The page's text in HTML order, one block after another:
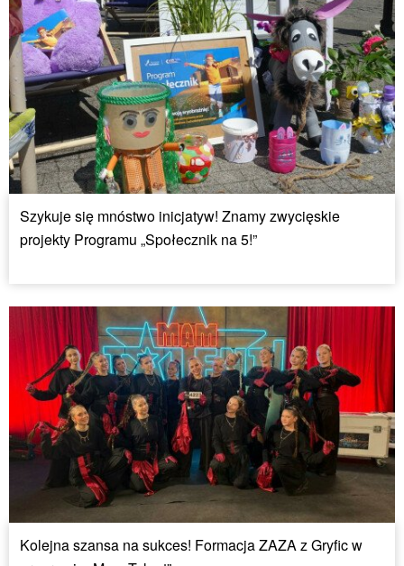
Szykuje się mnóstwo inicjatyw! Znamy zwycięskie
projekty Programu „Społecznik na 5!”
Kolejna szansa na sukces! Formacja ZAZA z Gryfic w